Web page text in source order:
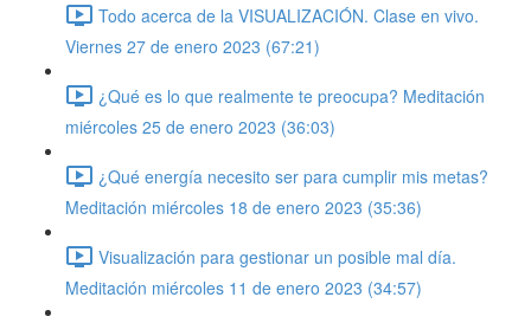
Todo acerca de la VISUALIZACIÓN. Clase en vivo.
Viernes 27 de enero 2023 (67:21)
¿Qué es lo que realmente te preocupa? Meditación
miércoles 25 de enero 2023 (36:03)
¿Qué energía necesito ser para cumplir mis metas?
Meditación miércoles 18 de enero 2023 (35:36)
Visualización para gestionar un posible mal día.
Meditación miércoles 11 de enero 2023 (34:57)